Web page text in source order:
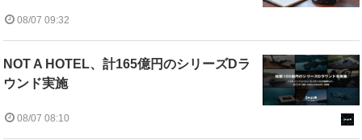
08/07 09:32
NOT A HOTEL、計165億円のシリーズDラ
ウンド実施
08/07 08:10